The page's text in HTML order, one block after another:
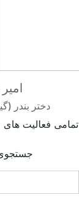
دختر بندر
تمامی فعالیت های